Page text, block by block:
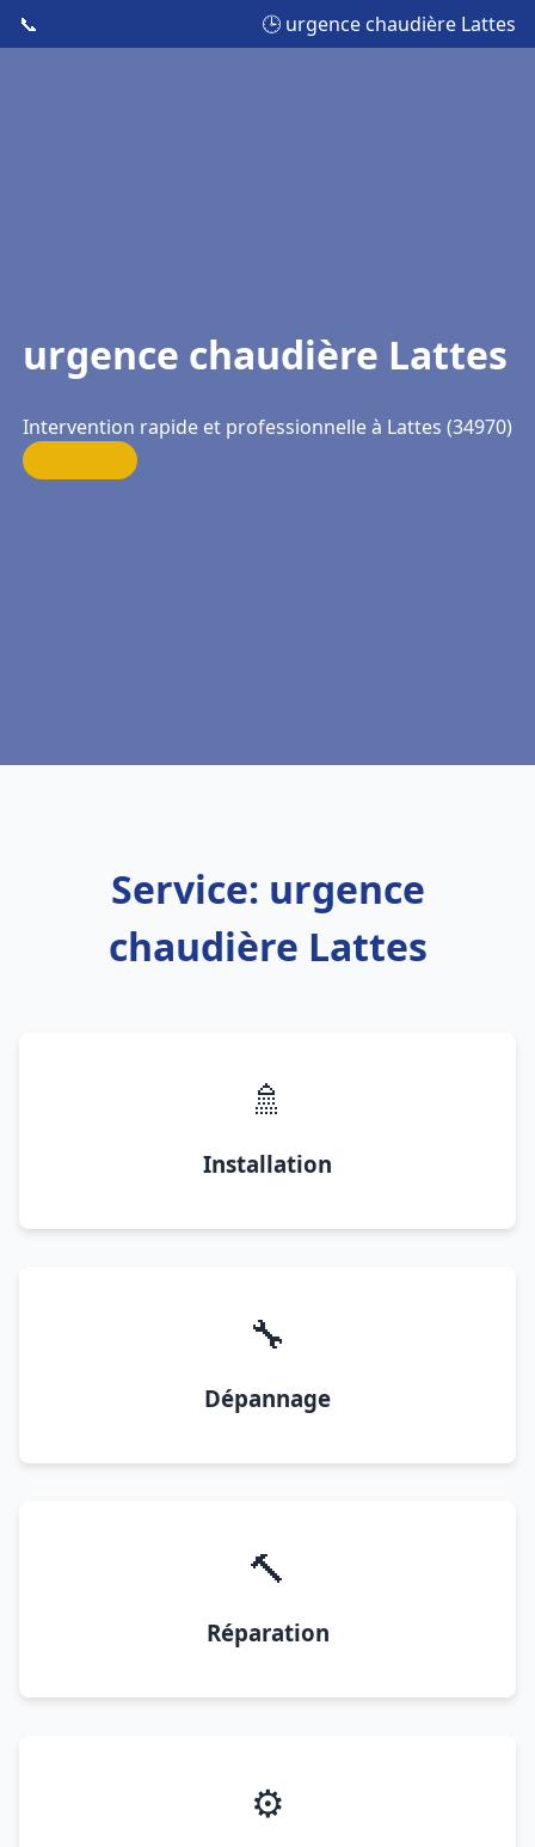
📞 🕒 urgence chaudière Lattes
urgence chaudière Lattes
Intervention rapide et professionnelle à Lattes (34970)
Service: urgence
chaudière Lattes
🚿
Installation
🔧
Dépannage
🔨
Réparation
⚙️